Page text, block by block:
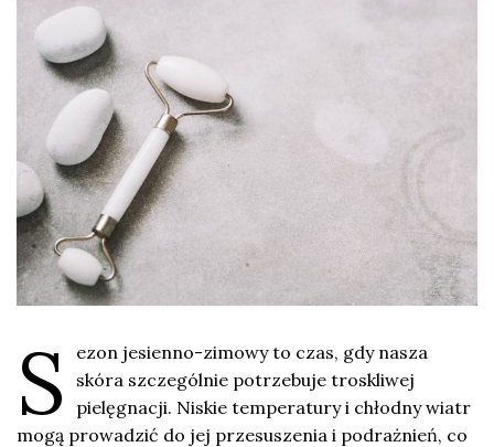
S
ezon jesienno-zimowy to czas, gdy nasza
skóra szczególnie potrzebuje troskliwej
pielęgnacji. Niskie temperatury i chłodny wiatr
mogą prowadzić do jej przesuszenia i podrażnień, co